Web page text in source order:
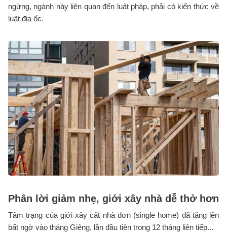
ngừng, ngành này liên quan đến luật pháp, phải có kiến thức về
luật địa ốc.
Phân lời giảm nhẹ, giới xây nhà dễ thở hơn
Tâm trạng của giới xây cất nhà đơn (single home) đã tăng lên
bất ngờ vào tháng Giêng, lần đầu tiên trong 12 tháng liên tiếp...